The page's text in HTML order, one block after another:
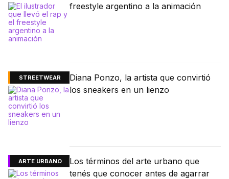
freestyle argentino a la animación
STREETWEAR
Diana Ponzo, la artista que convirtió
los sneakers en un lienzo
ARTE URBANO
Los términos del arte urbano que
tenés que conocer antes de agarrar